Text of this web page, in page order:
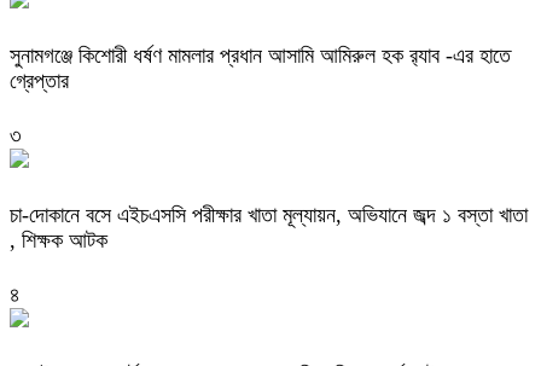
‎সুনামগঞ্জে কিশোরী ধর্ষণ মামলার প্রধান আসামি আমিরুল হক র‌্যাব -এর হাতে
গ্রেপ্তার
৩
চা-দোকানে বসে এইচএসসি পরীক্ষার খাতা মূল্যায়ন, অভিযানে জব্দ ১ বস্তা খাতা
, শিক্ষক আটক
৪